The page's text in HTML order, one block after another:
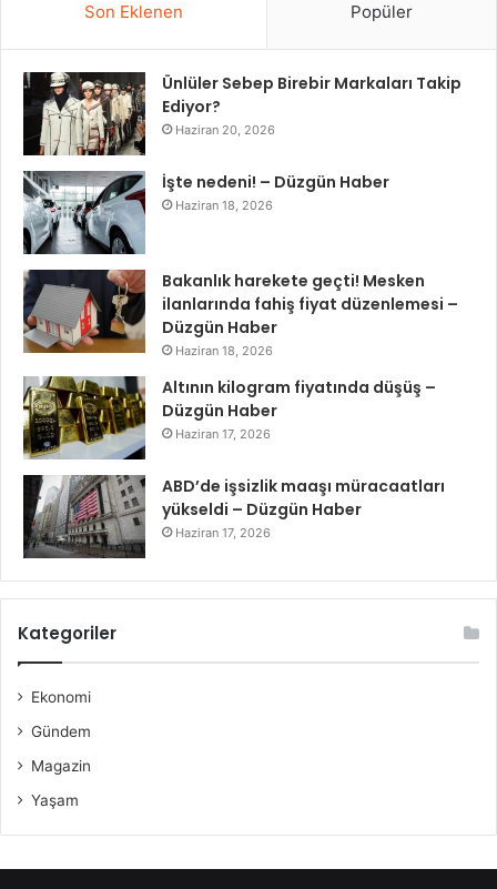
Son Eklenen Popüler
Ünlüler Sebep Birebir Markaları Takip
Ediyor?
Haziran 20, 2026
İşte nedeni! – Düzgün Haber
Haziran 18, 2026
Bakanlık harekete geçti! Mesken
ilanlarında fahiş fiyat düzenlemesi –
Düzgün Haber
Haziran 18, 2026
Altının kilogram fiyatında düşüş –
Düzgün Haber
Haziran 17, 2026
ABD’de işsizlik maaşı müracaatları
yükseldi – Düzgün Haber
Haziran 17, 2026
Kategoriler
Ekonomi
Gündem
Magazin
Yaşam